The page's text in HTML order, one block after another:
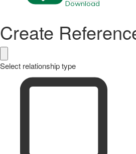
Download
Create
Select relationship type